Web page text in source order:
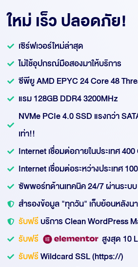
ใหม่ เร็ว ปลอดภัย!
เซิร์ฟเวอร์ใหม่ล่าสุด
ไม่ใช้อุปกรณ์มือสองมาให้บริการ
ซีพียู AMD EPYC 24 Core 48
แรม 128GB DDR4 3200MHz
NVMe PCIe 4.0 SSD แรงกว่า
เท่า!!
Internet เชื่อมต่อภายในประเทศ
Internet เชื่อมต่อระหว่างประเทศ
ซัพพอร์ทด้านเทคนิค 24/7 ผ่านระบ
สำรองข้อมูล "ทุกวัน" เก็บย้อนหลังน
รับฟรีบริการ Clean WordPress
รับฟรี
สูงสุด 10
รับฟรีWildcard SSL (https://)